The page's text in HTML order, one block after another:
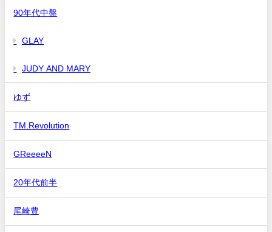
90年代中盤
GLAY
JUDY AND MARY
ゆず
TM.Revolution
GReeeeN
20年代前半
尾崎豊